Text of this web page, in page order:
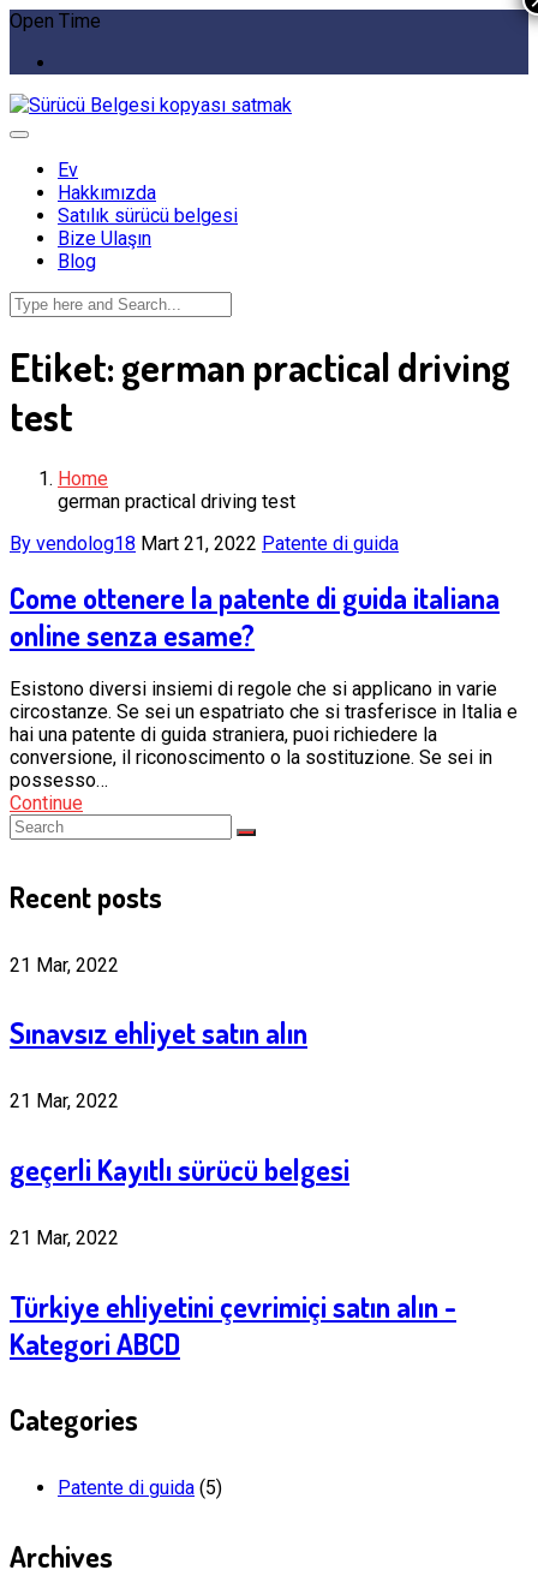
Open Time
Ev
Hakkımızda
Satılık sürücü belgesi
Bize Ulaşın
Blog
Etiket:german practical driving
test
Home
german practical driving test
By vendolog18 Mart 21, 2022 Patente di guida
Come ottenere la patente di guida italiana
online senza esame?
Esistono diversi insiemi di regole che si applicano in varie
circostanze. Se sei un espatriato che si trasferisce in Italia e
hai una patente di guida straniera, puoi richiedere la
conversione, il riconoscimento o la sostituzione. Se sei in
possesso…
Continue
Recent posts
21 Mar, 2022
Sınavsız ehliyet satın alın
21 Mar, 2022
geçerli Kayıtlı sürücü belgesi
21 Mar, 2022
Türkiye ehliyetini çevrimiçi satın alın -
Kategori ABCD
Categories
Patente di guida (5)
Archives